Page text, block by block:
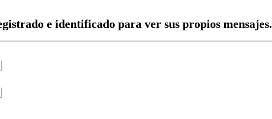
e identificado para ver sus propios mensajes.